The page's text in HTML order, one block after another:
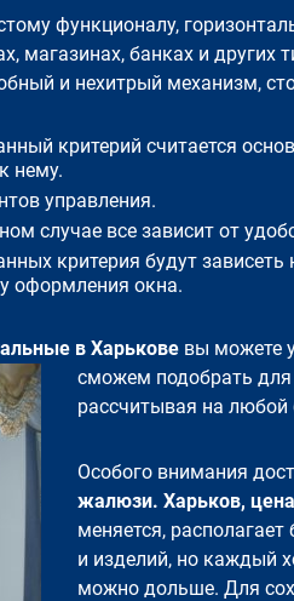
функционалу,
магазинах, банках и
и нехитрый механизм,
критерий считается
нему.
управления.
случае все зависит от
критерия будут зависеть
оформления окна.
в Харькове вы можете
сможем подобрать
рассчитывая на
Особого внимания
жалюзи. Харьков, цена
меняется,
и изделий, но каждый
можно дольше. Для